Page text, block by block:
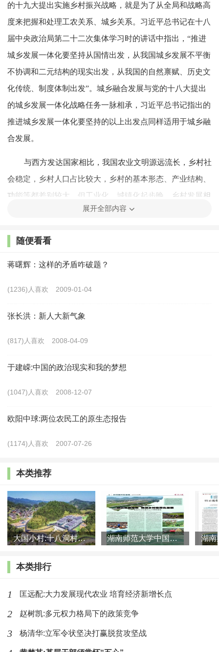
的十九大提出实施乡村振兴战略，就是为了从全局和战略高
度来把握和处理工农关系、城乡关系。习近平总书记在十八
届中央政治局第二十二次集体学习时的讲话中指出，“推进
城乡发展一体化要坚持从国情出发，从我国城乡发展不平衡
不协调和二元结构的现实出发，从我国的自然禀赋、历史文
化传统、制度体制出发”。城乡融合发展与党的十八大提出
的城乡发展一体化战略任务一脉相承，习近平总书记指出的
推进城乡发展一体化要坚持的以上出发点同样适用于城乡融
合发展。
与西方发达国家相比，我国农业文明源远流长，乡村社
会稳定，乡村人口占比较大，乡村的基本形态、产业结构、
功能等都差别较大，但工业化、城镇化起步晚，乡村发展相
对滞后，这些是我国城乡融合发展的国情出发点。
在经济社会发展规律与发展路径等影响下，我国出现城
与矛盾必须通过走城乡融合发展的道路来破解，解决问题与
矛盾是城乡融合发展的问题导向和出发点。上世纪五十年代
度体制促使城乡二元结构形成，城乡二元制度体制是城乡融
合发展的制度体制出发点。
融合的体制机制，形成以工促农、以城带乡、工农互惠、城
发展体制机制”的重要内容，指明了城乡融合发展的着力
着力解决人的问题，健全新型城镇化体制机制。城乡融
合发展最根本的是推动更多有意愿、有能力的乡村人口融入
城镇。城乡融合中关于人的问题主要有两个方面，一是乡村
是土地权益的保护，解决乡村“断不断根”的问题。《决定》
创新性地提出“推行由常住地登记户口提供基本公共服务制
度，推动符合条件的农业转移人口社会保险、住房保障、随
展开全部内容
随便看看
蒋曙辉：这样的矛盾咋破题？
(1236)人喜欢 2009-01-04
张长洪：新人大新气象
(817)人喜欢 2008-04-09
于建嵘:中国的政治现实和我的梦想
(1047)人喜欢 2008-12-07
欧阳中球:两位农民工的原生态报告
(1174)人喜欢 2007-07-26
本类推荐
大国小村:十八洞村的现代变迁是一道美丽的风景线 湖南师范大学中国乡村振兴研究院课题组:突出地域特色 推进乡村
本类排行
1 匡远配:大力发展现代农业 培育经济新增长点
2 赵树凯:多元权力格局下的政策竞争
3 杨清华:立军令状坚决打赢脱贫攻坚战